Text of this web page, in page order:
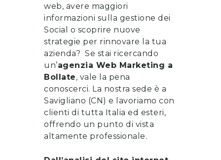
web, avere maggiori
informazioni sulla gestione dei
Social o scoprire nuove
strategie per rinnovare la tua
azienda? Se stai ricercando
un’agenzia Web Marketing a
Bollate, vale la pena
conoscerci. La nostra sede è a
Savigliano (CN) e lavoriamo con
clienti di tutta Italia ed esteri,
offrendo un punto di vista
altamente professionale.